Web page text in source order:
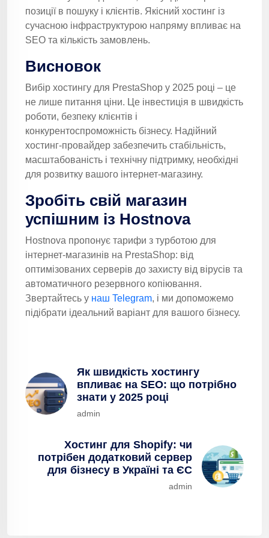
позиції в пошуку і клієнтів. Якісний хостинг із
сучасною інфраструктурою напряму впливає на
SEO та кількість замовлень.
Висновок
Вибір хостингу для PrestaShop у 2025 році – це
не лише питання ціни. Це інвестиція в швидкість
роботи, безпеку клієнтів і
конкурентоспроможність бізнесу. Надійний
хостинг-провайдер забезпечить стабільність,
масштабованість і технічну підтримку, необхідні
для розвитку вашого інтернет-магазину.
Зробіть свій магазин
успішним із Hostnova
Hostnova пропонує тарифи з турботою для
інтернет-магазинів на PrestaShop: від
оптимізованих серверів до захисту від вірусів та
автоматичного резервного копіювання.
Звертайтесь у наш Telegram, і ми допоможемо
підібрати ідеальний варіант для вашого бізнесу.
Як швидкість хостингу
впливає на SEO: що потрібно
знати у 2025 році
admin
Хостинг для Shopify: чи
потрібен додатковий сервер
для бізнесу в Україні та ЄС
admin